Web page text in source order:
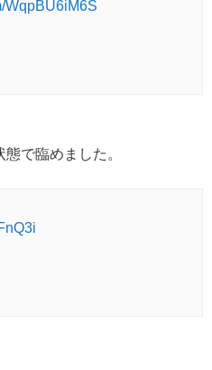
WqpBU6iM6S
で臨めました。